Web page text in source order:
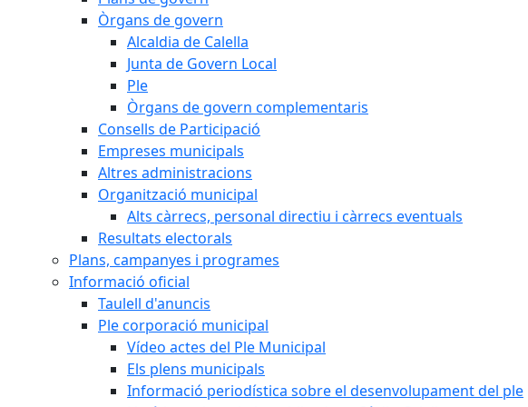
Òrgans de govern
Alcaldia de Calella
Junta de Govern Local
Ple
Òrgans de govern complementaris
Consells de Participació
Empreses municipals
Altres administracions
Organització municipal
Alts càrrecs, personal directiu i càrrecs eventuals
Resultats electorals
Plans, campanyes i programes
Informació oficial
Taulell d'anuncis
Ple corporació municipal
Vídeo actes del Ple Municipal
Els plens municipals
Informació periodística sobre el desenvolupament del ple